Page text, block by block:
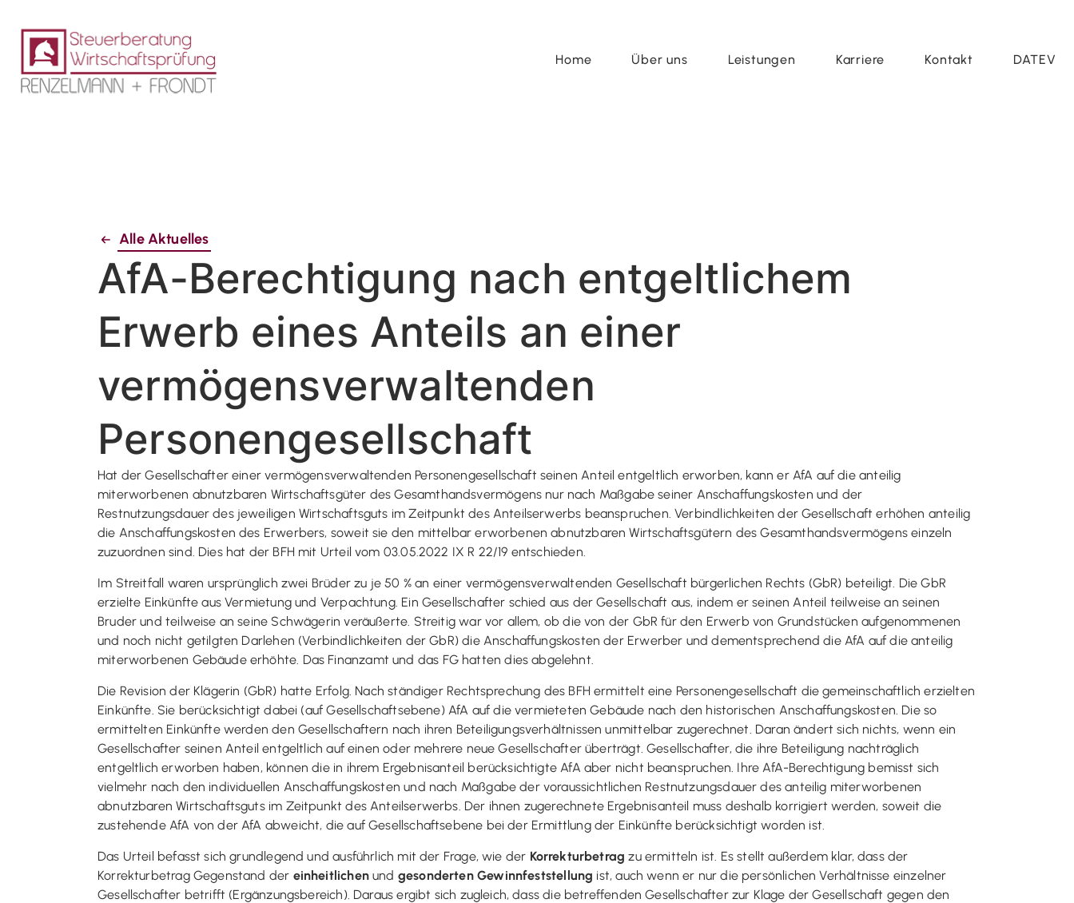
Home Über uns Leistungen Karriere Kontakt DATEV
Alle Aktuelles
AfA-Berechtigung nach entgeltlichem
Erwerb eines Anteils an einer
vermögensverwaltenden
Personengesellschaft
Hat der Gesellschafter einer vermögensverwaltenden Personengesellschaft seinen Anteil entgeltlich erworben, kann er AfA auf die anteilig
miterworbenen abnutzbaren Wirtschaftsgüter des Gesamthandsvermögens nur nach Maßgabe seiner Anschaffungskosten und der
Restnutzungsdauer des jeweiligen Wirtschaftsguts im Zeitpunkt des Anteilserwerbs beanspruchen. Verbindlichkeiten der Gesellschaft erhöhen anteilig
die Anschaffungskosten des Erwerbers, soweit sie den mittelbar erworbenen abnutzbaren Wirtschaftsgütern des Gesamthandsvermögens einzeln
zuzuordnen sind. Dies hat der BFH mit Urteil vom 03.05.2022 IX R 22/19 entschieden.
Im Streitfall waren ursprünglich zwei Brüder zu je 50 % an einer vermögensverwaltenden Gesellschaft bürgerlichen Rechts (GbR) beteiligt. Die GbR
erzielte Einkünfte aus Vermietung und Verpachtung. Ein Gesellschafter schied aus der Gesellschaft aus, indem er seinen Anteil teilweise an seinen
Bruder und teilweise an seine Schwägerin veräußerte. Streitig war vor allem, ob die von der GbR für den Erwerb von Grundstücken aufgenommenen
und noch nicht getilgten Darlehen (Verbindlichkeiten der GbR) die Anschaffungskosten der Erwerber und dementsprechend die AfA auf die anteilig
miterworbenen Gebäude erhöhte. Das Finanzamt und das FG hatten dies abgelehnt.
Die Revision der Klägerin (GbR) hatte Erfolg. Nach ständiger Rechtsprechung des BFH ermittelt eine Personengesellschaft die gemeinschaftlich erzielten
Einkünfte. Sie berücksichtigt dabei (auf Gesellschaftsebene) AfA auf die vermieteten Gebäude nach den historischen Anschaffungskosten. Die so
ermittelten Einkünfte werden den Gesellschaftern nach ihren Beteiligungsverhältnissen unmittelbar zugerechnet. Daran ändert sich nichts, wenn ein
Gesellschafter seinen Anteil entgeltlich auf einen oder mehrere neue Gesellschafter überträgt. Gesellschafter, die ihre Beteiligung nachträglich
entgeltlich erworben haben, können die in ihrem Ergebnisanteil berücksichtigte AfA aber nicht beanspruchen. Ihre AfA-Berechtigung bemisst sich
vielmehr nach den individuellen Anschaffungskosten und nach Maßgabe der voraussichtlichen Restnutzungsdauer des anteilig miterworbenen
abnutzbaren Wirtschaftsguts im Zeitpunkt des Anteilserwerbs. Der ihnen zugerechnete Ergebnisanteil muss deshalb korrigiert werden, soweit die
zustehende AfA von der AfA abweicht, die auf Gesellschaftsebene bei der Ermittlung der Einkünfte berücksichtigt worden ist.
Das Urteil befasst sich grundlegend und ausführlich mit der Frage, wie der Korrekturbetrag zu ermitteln ist. Es stellt außerdem klar, dass der
Korrekturbetrag Gegenstand der einheitlichenund gesonderten Gewinnfeststellung ist, auch wenn er nur die persönlichen Verhältnisse einzelner
Gesellschafter betrifft (Ergänzungsbereich). Daraus ergibt sich zugleich, dass die betreffenden Gesellschafter zur Klage der Gesellschaft gegen den